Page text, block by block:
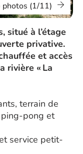
photos (1/11)
situé à l’étage
privative.
et accès
rivière « La
terrain de
pong et
service petit-